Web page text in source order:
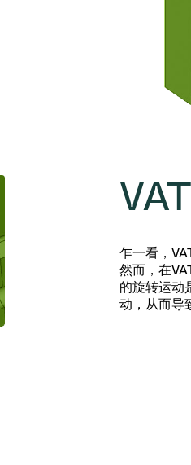
乍一看，
然而，在
的旋转运动
动，从而导